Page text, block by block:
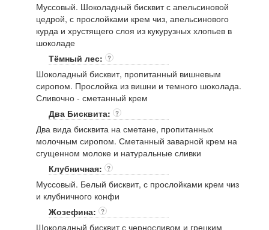
Муссовый. Шоколадный бисквит с апельсиновой
цедрой, с прослойками крем чиз, апельсинового
курда и хрустящего слоя из кукурузных хлопьев в
шоколаде
Тёмный лес:
?
Шоколадный бисквит, пропитанный вишневым
сиропом. Прослойка из вишни и темного шоколада.
Сливочно - сметанный крем
Два Бисквита:
?
Два вида бисквита на сметане, пропитанных
молочным сиропом. Сметанный заварной крем на
сгущенном молоке и натуральные сливки
Клубничная:
?
Муссовый. Белый бисквит, с прослойками крем чиз
и клубничного конфи
Жозефина:
?
Шоколадный бисквит с черносливом и грецким